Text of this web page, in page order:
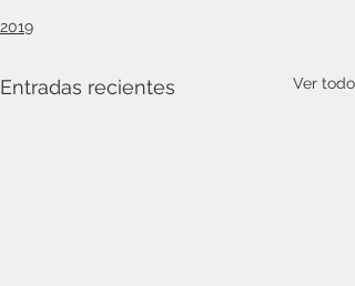
2019
Entradas recientes Ver todo